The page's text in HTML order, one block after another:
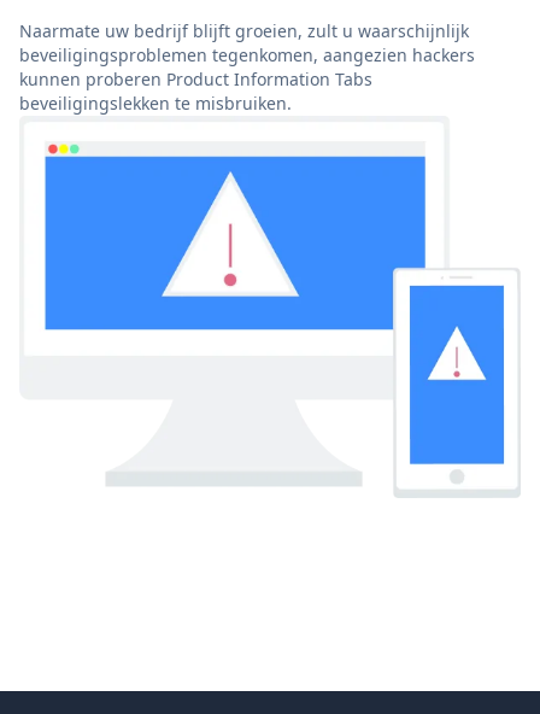
Naarmate uw bedrijf blijft groeien, zult u waarschijnlijk
beveiligingsproblemen tegenkomen, aangezien hackers
kunnen proberen Product Information Tabs
beveiligingslekken te misbruiken.